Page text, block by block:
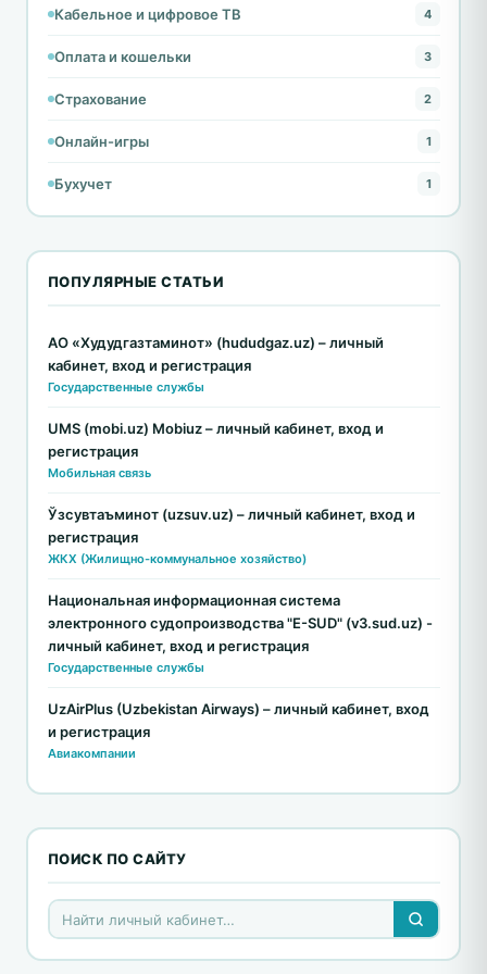
Кабельное и цифровое ТВ 4
Оплата и кошельки 3
Страхование 2
Онлайн-игры 1
Бухучет 1
ПОПУЛЯРНЫЕ СТАТЬИ
АО «Худудгазтаминот» (hududgaz.uz) – личный
кабинет, вход и регистрация
Государственные службы
UMS (mobi.uz) Mobiuz – личный кабинет, вход и
регистрация
Мобильная связь
Ўзсувтаъминот (uzsuv.uz) – личный кабинет, вход и
регистрация
ЖКХ (Жилищно-коммунальное хозяйство)
Национальная информационная система
электронного судопроизводства "E-SUD" (v3.sud.uz) -
личный кабинет, вход и регистрация
Государственные службы
UzAirPlus (Uzbekistan Airways) – личный кабинет, вход
и регистрация
Авиакомпании
ПОИСК ПО САЙТУ